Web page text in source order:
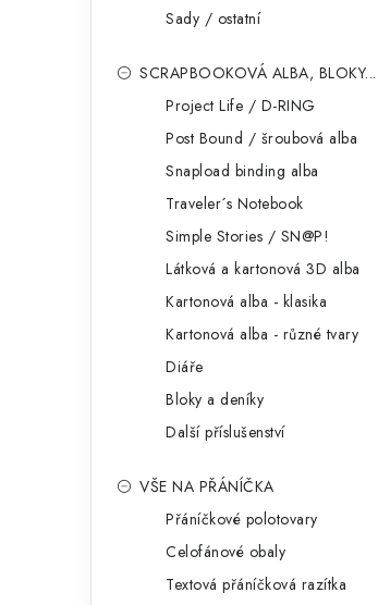
Sady / ostatní
SCRAPBOOKOVÁ ALBA, BLOKY...
Project Life / D-RING
Post Bound / šroubová alba
Snapload binding alba
Traveler´s Notebook
Simple Stories / SN@P!
Látková a kartonová 3D alba
Kartonová alba - klasika
Kartonová alba - různé tvary
Diáře
Bloky a deníky
Další příslušenství
VŠE NA PŘÁNÍČKA
Přáníčkové polotovary
Celofánové obaly
Textová přáníčková razítka